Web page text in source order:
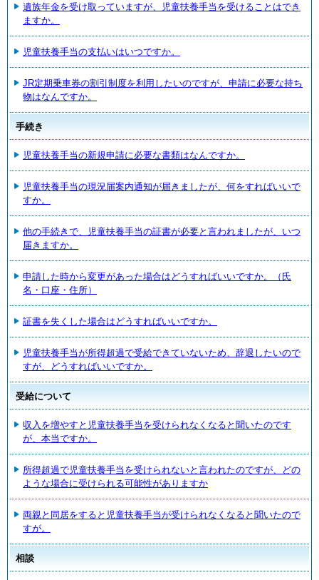
遺族年金を受け取っていますが、児童扶養手当を受けることはでき
ますか。
児童扶養手当の支払いはいつですか。
JR定期乗車券の割引制度を利用したいのですが、申請に必要な持ち
物はなんですか。
手続き
児童扶養手当の新規申請に必要な書類はなんですか。
児童扶養手当の現況届案内通知が届きましたが、何をすればいいで
すか。
他の手続きで、児童扶養手当の証書が必要と言われましたが、いつ
届きますか。
申請した時から変更があった場合はどうすればいいですか。（氏
名・口座・住所）
証書を失くした場合はどうすればいいですか。
児童扶養手当が所得超過で受給できていないため、辞退したいので
すが、どうすればいいですか。
受給について
収入を増やすと児童扶養手当を受けられなくなると聞いたのです
が、本当ですか。
所得超過で児童扶養手当を受けられないと言われたのですが、どの
ような場合に受けられる可能性がありますか
両親と同居をすると児童扶養手当が受けられなくなると聞いたので
すが。
相談